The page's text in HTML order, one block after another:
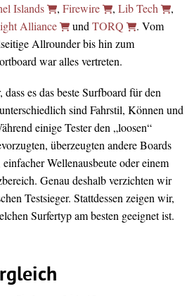
Islands , Firewire , Lib Tech
,
Alliance undTORQ
. Vom
Allrounder bis hin zum
war alles vertreten.
es das beste Surfboard für den
sind Fahrstil, Können und
einige Tester den „loosen“
überzeugten andere Boards
Wellenausbeute oder einem
Genau deshalb verzichten wir
Testsieger. Stattdessen zeigen wir,
Surfertyp am besten geeignet ist.